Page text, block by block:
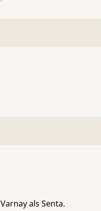
als Senta.